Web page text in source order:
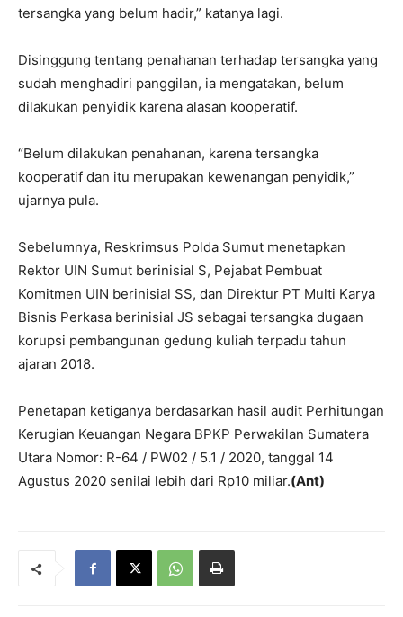
tersangka yang belum hadir,” katanya lagi.
Disinggung tentang penahanan terhadap tersangka yang
sudah menghadiri panggilan, ia mengatakan, belum
dilakukan penyidik karena alasan kooperatif.
“Belum dilakukan penahanan, karena tersangka
kooperatif dan itu merupakan kewenangan penyidik,”
ujarnya pula.
Sebelumnya, Reskrimsus Polda Sumut menetapkan
Rektor UIN Sumut berinisial S, Pejabat Pembuat
Komitmen UIN berinisial SS, dan Direktur PT Multi Karya
Bisnis Perkasa berinisial JS sebagai tersangka dugaan
korupsi pembangunan gedung kuliah terpadu tahun
ajaran 2018.
Penetapan ketiganya berdasarkan hasil audit Perhitungan
Kerugian Keuangan Negara BPKP Perwakilan Sumatera
Utara Nomor: R-64 / PW02 / 5.1 / 2020, tanggal 14
Agustus 2020 senilai lebih dari Rp10 miliar.(Ant)